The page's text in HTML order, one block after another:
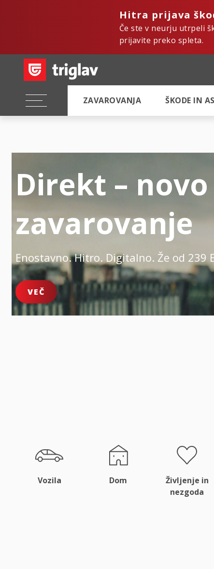
Hitra prijava
Če ste v neurju utrpeli
prijavite preko spleta.
ZAVAROVANJA ŠKODE IN
Direkt –
zavarovanje
Enostavno. Hitro. Digitalno. Že od 239
VEČ
Vozila Dom
Življenje in
nezgoda